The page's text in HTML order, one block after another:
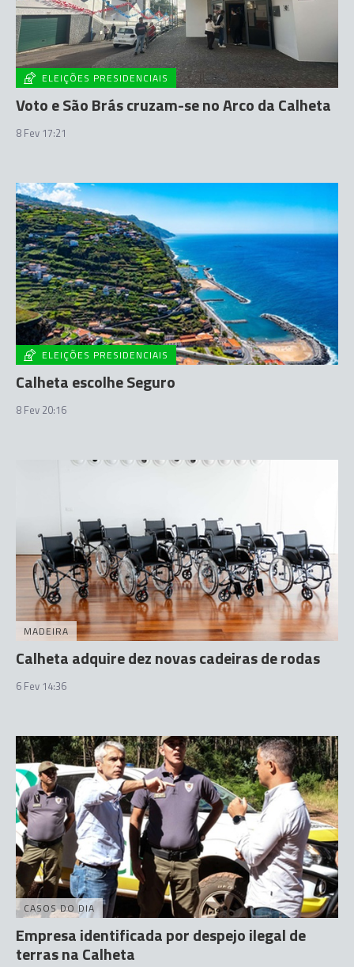
ELEIÇÕES PRESIDENCIAIS
Voto e São Brás cruzam-se no Arco da Calheta
8 Fev 17:21
ELEIÇÕES PRESIDENCIAIS
Calheta escolhe Seguro
8 Fev 20:16
MADEIRA
Calheta adquire dez novas cadeiras de rodas
6 Fev 14:36
CASOS DO DIA
Empresa identificada por despejo ilegal de
terras na Calheta